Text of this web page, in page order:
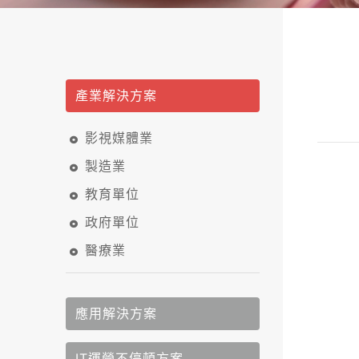
產業解決方案
影視媒體業
製造業
教育單位
政府單位
醫療業
應用解決方案